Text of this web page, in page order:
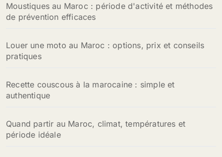
Moustiques au Maroc : période d'activité et méthodes
de prévention efficaces
Louer une moto au Maroc : options, prix et conseils
pratiques
Recette couscous à la marocaine : simple et
authentique
Quand partir au Maroc, climat, températures et
période idéale